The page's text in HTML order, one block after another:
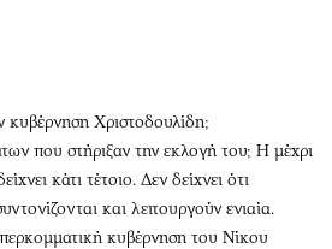
Γενικά
Αναδρομές
Περιβάλλον
κυβέρνηση Χριστοδουλίδη;
που στήριξαν την εκλογή του; Η μέχρι
κάτι τέτοιο. Δεν δείχνει ότι
και λειτουργούν ενιαία.
κυβέρνηση του Νίκου